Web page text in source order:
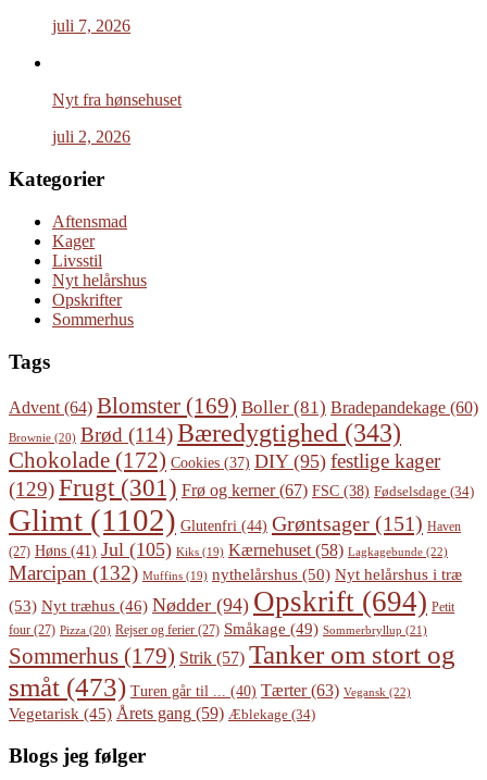
juli 7, 2026
Nyt fra hønsehuset
juli 2, 2026
Kategorier
Aftensmad
Kager
Livsstil
Nyt helårshus
Opskrifter
Sommerhus
Tags
Advent (64) Blomster (169) Boller (81) Bradepandekage (60)
Brownie (20) Brød (114)Bæredygtighed (343)
Chokolade (172) Cookies (37) DIY(95) festlige kager
(129)Frugt(301) Frø og kerner(67) FSC (38) Fødselsdage (34)
Glimt (1102) Glutenfri (44) Grøntsager (151) Haven
(27) Høns (41) Jul (105) Kiks (19) Kærnehuset (58) Lagkagebunde (22)
Marcipan (132) Muffins (19) nythelårshus (50) Nyt helårshus i træ
(53) Nyt træhus (46) Nødder (94) Opskrift (694) Petit
four (27) Pizza (20) Rejser og ferier (27) Småkage (49) Sommerbryllup (21)
Sommerhus (179) Strik (57) Tanker om stort og
småt (473) Turen går til ... (40) Tærter(63) Vegansk (22)
Vegetarisk (45) Årets gang (59) Æblekage (34)
Blogs jeg følger